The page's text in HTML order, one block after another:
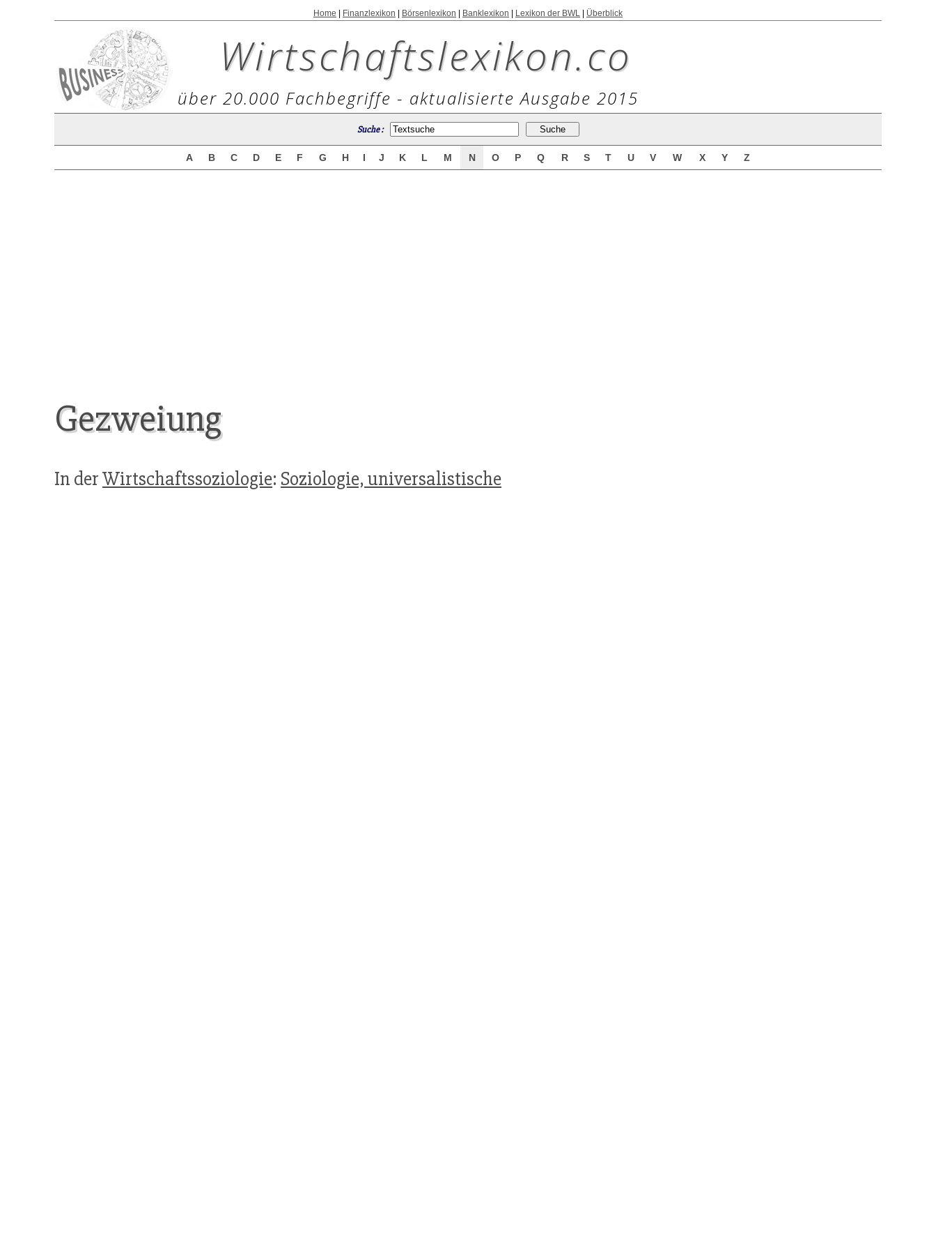
Home Finanzlexikon Börsenlexikon Banklexikon Lexikon der BWL Überblick
Wirtschaftslexikon.co
über 20.000 Fachbegriffe - aktualisierte Ausgabe 2015
Suche :
A B C D E F G H I J K L M N O P Q R S T U V W X Y Z
Gezweiung
In derWirtschaftssoziologie: Soziologie, universalistische